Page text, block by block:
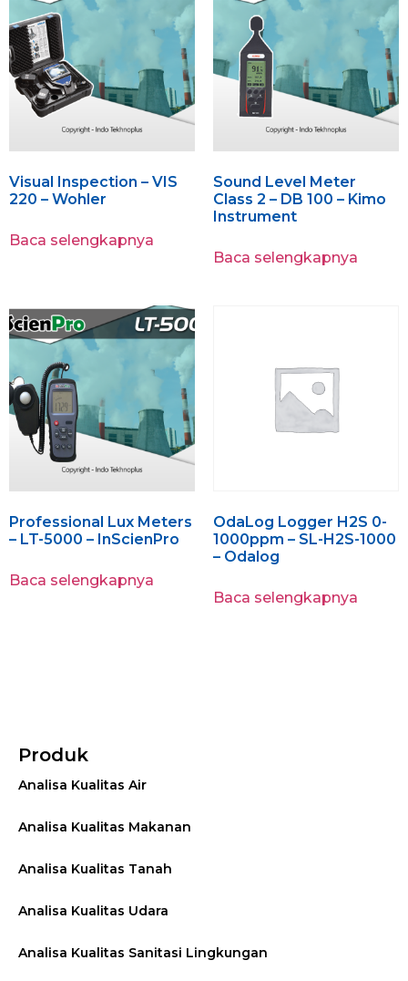
Visual Inspection – VIS
220 – Wohler
Baca selengkapnya
Sound Level Meter
Class 2 – DB 100 – Kimo
Instrument
Baca selengkapnya
Professional Lux Meters
– LT-5000 – InScienPro
Baca selengkapnya
OdaLog Logger H2S 0-
1000ppm – SL-H2S-1000
– Odalog
Baca selengkapnya
Produk
Analisa Kualitas Air
Analisa Kualitas Makanan
Analisa Kualitas Tanah
Analisa Kualitas Udara
Analisa Kualitas Sanitasi Lingkungan